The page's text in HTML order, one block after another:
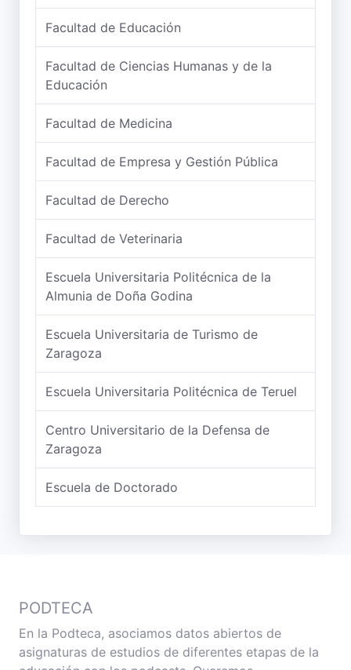
Facultad de Educación
Facultad de Ciencias Humanas y de la
Educación
Facultad de Medicina
Facultad de Empresa y Gestión Pública
Facultad de Derecho
Facultad de Veterinaria
Escuela Universitaria Politécnica de la
Almunia de Doña Godina
Escuela Universitaria de Turismo de
Zaragoza
Escuela Universitaria Politécnica de Teruel
Centro Universitario de la Defensa de
Zaragoza
Escuela de Doctorado
PODTECA
En la Podteca, asociamos datos abiertos de
asignaturas de estudios de diferentes etapas de la